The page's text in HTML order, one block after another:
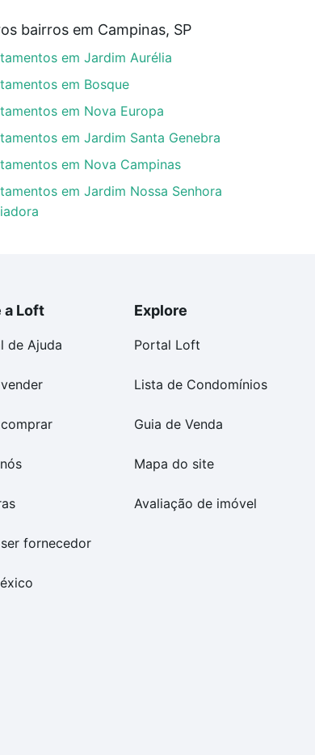
que custam a partir de R$ 0 e com nossas
envolvidos no processo de compra,
com segurança e conforto. Loft, com você
bairros em Campinas, SP
em Jardim Aurélia
em Bosque
em Nova Europa
em Jardim Santa Genebra
em Nova Campinas
em Jardim Nossa Senhora
a Loft
de Ajuda
fornecedor
Explore
Portal Loft
Lista de Condomínios
Guia de Venda
Mapa do site
Avaliação de imóvel